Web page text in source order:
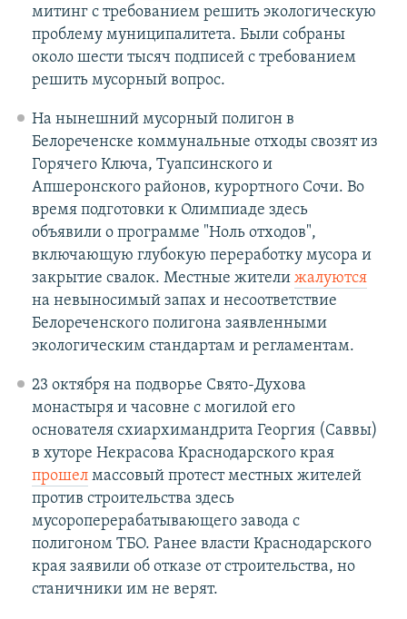
митинг с требованием решить экологическую
проблему муниципалитета. Были собраны
около шести тысяч подписей с требованием
решить мусорный вопрос.
На нынешний мусорный полигон в
Белореченске коммунальные отходы свозят из
Горячего Ключа, Туапсинского и
Апшеронского районов, курортного Сочи. Во
время подготовки к Олимпиаде здесь
объявили о программе "Ноль отходов",
включающую глубокую переработку мусора и
закрытие свалок. Местные жители жалуются
на невыносимый запах и несоответствие
Белореченского полигона заявленными
экологическим стандартам и регламентам.
23 октября на подворье Свято-Духова
монастыря и часовне с могилой его
основателя схиархимандрита Георгия (Саввы)
в хуторе Некрасова Краснодарского края
прошелмассовый протест местных жителей
против строительства здесь
мусороперерабатывающего завода с
полигоном ТБО. Ранее власти Краснодарского
края заявили об отказе от строительства, но
станичники им не верят.